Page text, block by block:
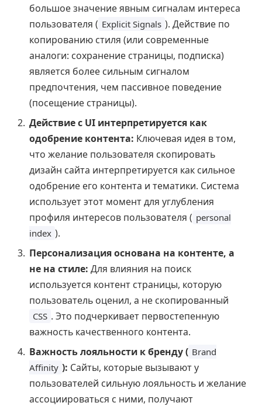
большое значение явным сигналам интереса
пользователя ( Explicit Signals ). Действие по
копированию стиля (или современные
аналоги: сохранение страницы, подписка)
является более сильным сигналом
предпочтения, чем пассивное поведение
(посещение страницы).
Действие с UI интерпретируется как
одобрение контента: Ключевая идея в том,
что желание пользователя скопировать
дизайн сайта интерпретируется как сильное
одобрение его контента и тематики. Система
использует этот момент для углубления
профиля интересов пользователя ( personal
index ).
Персонализация основана на контенте, а
не на стиле: Для влияния на поиск
используется контент страницы, которую
пользователь оценил, а не скопированный
CSS . Это подчеркивает первостепенную
важность качественного контента.
Важность лояльности к бренду ( Brand
Affinity ): Сайты, которые вызывают у
пользователей сильную лояльность и желание
ассоциироваться с ними, получают